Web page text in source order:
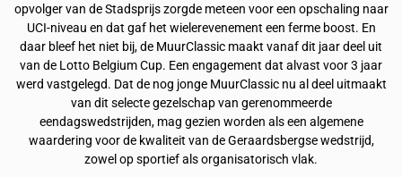
opvolger van de Stadsprijs zorgde meteen voor een opschaling naar
UCI-niveau en dat gaf het wielerevenement een ferme boost. En
daar bleef het niet bij, de MuurClassic maakt vanaf dit jaar deel uit
van de Lotto Belgium Cup. Een engagement dat alvast voor 3 jaar
werd vastgelegd. Dat de nog jonge MuurClassic nu al deel uitmaakt
van dit selecte gezelschap van gerenommeerde
eendagswedstrijden, mag gezien worden als een algemene
waardering voor de kwaliteit van de Geraardsbergse wedstrijd,
zowel op sportief als organisatorisch vlak.